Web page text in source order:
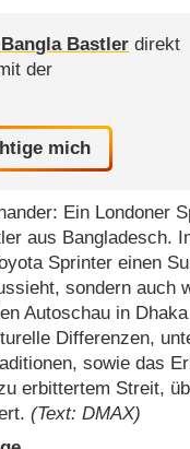
Bastler direkt
der
mich
Ein Londoner
aus Bangladesch.
Sprinter einen
sondern auch
Autoschau in
Differenzen,
sowie das
erbittertem Streit,
(Text: DMAX)